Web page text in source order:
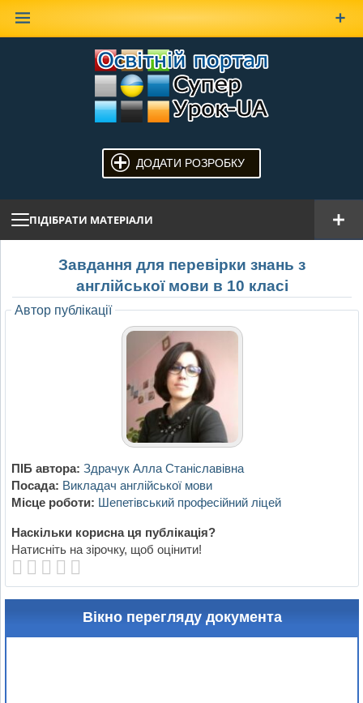
ДОДАТИ РОЗРОБКУ
ПІДІБРАТИ МАТЕРІАЛИ
Завдання для перевірки знань з
англійської мови в 10 класі
Автор публікації
ПІБ автора: Здрачук Алла Станіславівна
Посада: Викладач англійської мови
Місце роботи: Шепетівський професійний ліцей
Наскільки корисна ця публікація?
Натисніть на зірочку, щоб оцінити!
Вікно перегляду документа